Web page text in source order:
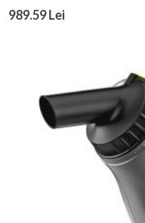
989.59 Lei